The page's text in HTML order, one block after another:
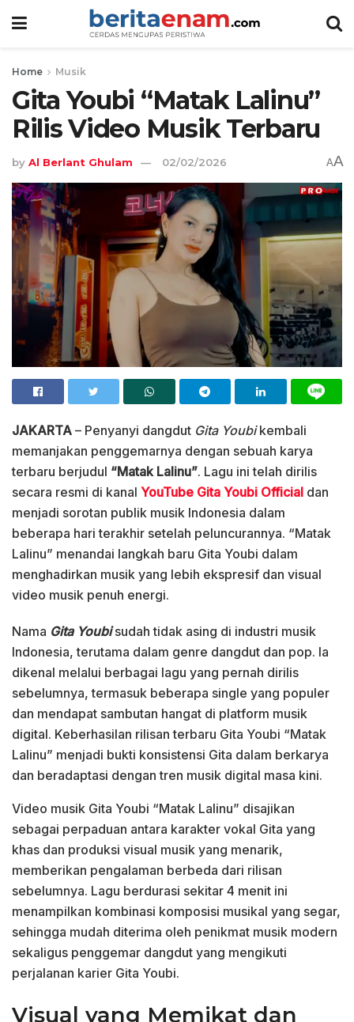
Home Musik
Gita Youbi “Matak Lalinu”
Rilis Video Musik Terbaru
by Al Berlant Ghulam 02/02/2026 AA
JAKARTA – Penyanyi dangdut Gita Youbikembali
memanjakan penggemarnya dengan sebuah karya
terbaru berjudul “Matak Lalinu”. Lagu ini telah dirilis
secara resmi di kanal YouTube Gita Youbi Official dan
menjadi sorotan publik musik Indonesia dalam
beberapa hari terakhir setelah peluncurannya. “Matak
Lalinu” menandai langkah baru Gita Youbi dalam
menghadirkan musik yang lebih ekspresif dan visual
video musik penuh energi.
Nama Gita Youbi sudah tidak asing di industri musik
Indonesia, terutama dalam genre dangdut dan pop. Ia
dikenal melalui berbagai lagu yang pernah dirilis
sebelumnya, termasuk beberapa single yang populer
dan mendapat sambutan hangat di platform musik
digital. Keberhasilan rilisan terbaru Gita Youbi “Matak
Lalinu” menjadi bukti konsistensi Gita dalam berkarya
dan beradaptasi dengan tren musik digital masa kini.
Video musik Gita Youbi “Matak Lalinu” disajikan
sebagai perpaduan antara karakter vokal Gita yang
khas dan produksi visual musik yang menarik,
memberikan pengalaman berbeda dari rilisan
sebelumnya. Lagu berdurasi sekitar 4 menit ini
menampilkan kombinasi komposisi musikal yang segar,
sehingga mudah diterima oleh penikmat musik modern
sekaligus penggemar dangdut yang mengikuti
perjalanan karier Gita Youbi.
Visual yang Memikat dan